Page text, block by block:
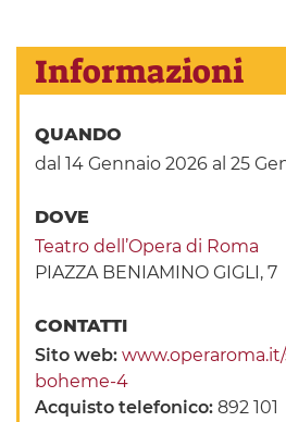
Informazioni
QUANDO
dal 14 Gennaio 2026 al 25
DOVE
Teatro dell’Opera di Roma
PIAZZA BENIAMINO GIGLI, 7
CONTATTI
Sito web:
boheme-4
Acquisto telefonico:892 101